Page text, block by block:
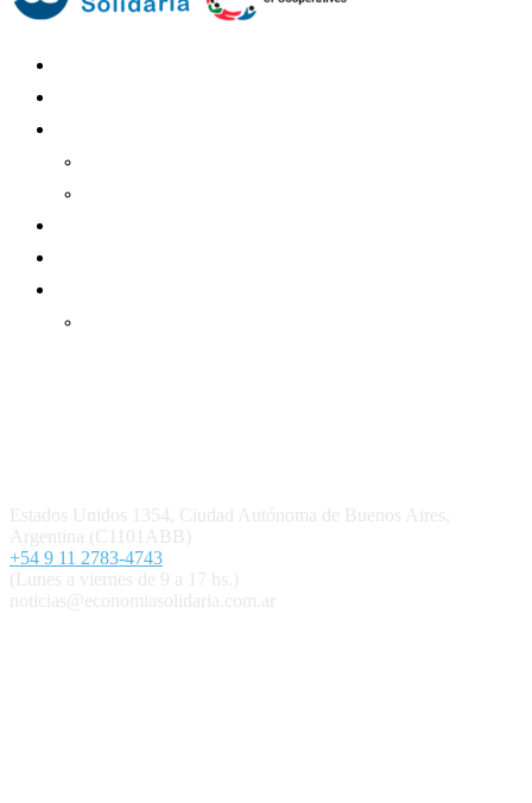
Estados Unidos 1354, Ciudad Autónoma de Buenos Aires,
Argentina (C1101ABB)
+54 9 11 2783-4743
(Lunes a viernes de 9 a 17 hs.)
noticias@economiasolidaria.com.ar